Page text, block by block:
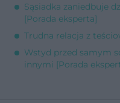
Sąsiadka zaniedbuje
[Porada eksperta]
Trudna relacja z
Wstyd przed samym
innymi [Porada